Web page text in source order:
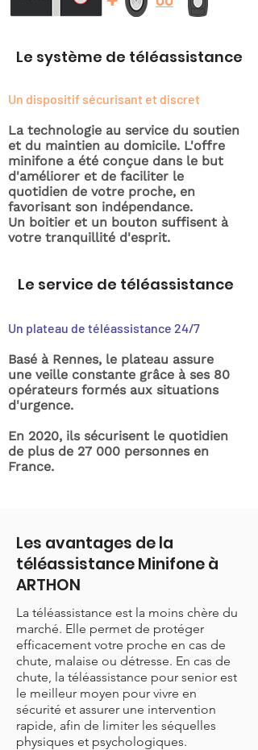
Le système de téléassistance
Un dispositif sécurisant et discret
La technologie au service du soutien
et du maintien au domicile. L'offre
minifone a été conçue dans le but
d'améliorer et de faciliter le
quotidien de votre proche, en
favorisant son indépendance.
Un boitier et un bouton suffisent à
votre tranquillité d'esprit.
Le service de téléassistance
Un plateau de téléassistance 24/7
Basé à Rennes, le plateau assure
une veille constante grâce à ses 80
opérateurs formés aux situations
d'urgence.
En 2020, ils sécurisent le quotidien
de plus de 27 000 personnes en
France.
Les avantages de la
téléassistance Minifone à
ARTHON
La téléassistance est la moins chère du
marché. Elle permet de protéger
efficacement votre proche en cas de
chute, malaise ou détresse. En cas de
chute, la téléassistance pour senior est
le meilleur moyen pour vivre en
sécurité et assurer une intervention
rapide, afin de limiter les séquelles
physiques et psychologiques.